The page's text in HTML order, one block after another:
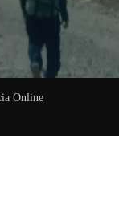
Online